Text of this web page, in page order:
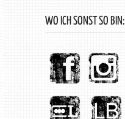
WO ICH SONST SO BIN: